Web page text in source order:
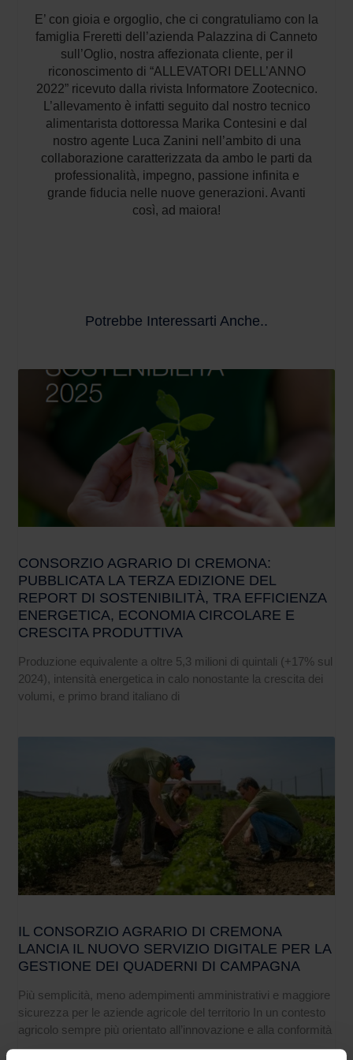
E’ con gioia e orgoglio, che ci congratuliamo con la
famiglia Freretti dell’azienda Palazzina di Canneto
sull’Oglio, nostra affezionata cliente, per il
riconoscimento di “ALLEVATORI DELL’ANNO
2022” ricevuto dalla rivista Informatore Zootecnico.
L’allevamento è infatti seguito dal nostro tecnico
alimentarista dottoressa Marika Contesini e dal
nostro agente Luca Zanini nell’ambito di una
collaborazione caratterizzata da ambo le parti da
professionalità, impegno, passione infinita e
grande fiducia nelle nuove generazioni. Avanti
così, ad maiora!
Potrebbe Interessarti Anche..
CONSORZIO AGRARIO DI CREMONA:
PUBBLICATA LA TERZA EDIZIONE DEL
REPORT DI SOSTENIBILITÀ, TRA EFFICIENZA
ENERGETICA, ECONOMIA CIRCOLARE E
CRESCITA PRODUTTIVA
Produzione equivalente a oltre 5,3 milioni di quintali (+17% sul
2024), intensità energetica in calo nonostante la crescita dei
volumi, e primo brand italiano di
IL CONSORZIO AGRARIO DI CREMONA
LANCIA IL NUOVO SERVIZIO DIGITALE PER LA
GESTIONE DEI QUADERNI DI CAMPAGNA
Più semplicità, meno adempimenti amministrativi e maggiore
sicurezza per le aziende agricole del territorio In un contesto
agricolo sempre più orientato all’innovazione e alla conformità